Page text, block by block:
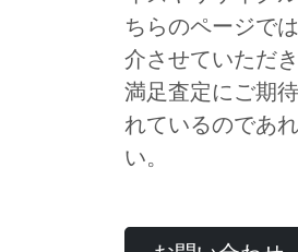
ちらのページで
介させていただ
満足査定にご期
れているのであ
い。